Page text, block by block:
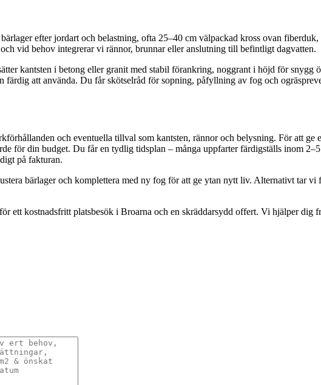
efter jordart och belastning, ofta 25–40 cm välpackad kross ovan
vid behov integrerar vi rännor, brunnar eller anslutning till befintligt dagvatten.
kantsten i betong eller granit med stabil förankring, noggrant i höjd för snygg
att använda. Du får skötselråd för sopning, påfyllning av fog och
och eventuella tillval som kantsten, rännor och belysning. För att
för din budget. Du får en tydlig tidsplan – många uppfarter färdigställs inom
på fakturan.
bärlager och komplettera med ny fog för att ge ytan nytt liv. Alternativt tar vi
ett kostnadsfritt platsbesök i Broarna och en skräddarsydd offert. Vi hjälper